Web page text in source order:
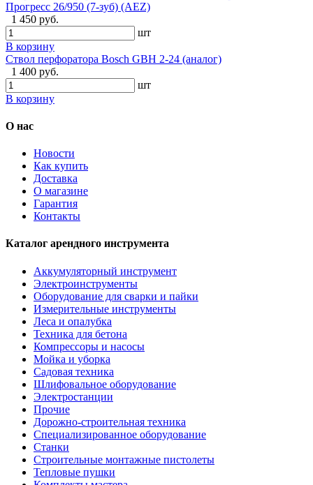
Прогресс 26/950 (7-зуб) (AEZ)
1 450 руб.
шт
В корзину
Ствол перфоратора Bosch GBH 2-24 (аналог)
1 400 руб.
шт
В корзину
О нас
Новости
Как купить
Доставка
О магазине
Гарантия
Контакты
Каталог арендного инструмента
Аккумуляторный инструмент
Электроинструменты
Оборудование для сварки и пайки
Измерительные инструменты
Леса и опалубка
Техника для бетона
Компрессоры и насосы
Мойка и уборка
Садовая техника
Шлифовальное оборудование
Электростанции
Прочие
Дорожно-строительная техника
Специализированное оборудование
Станки
Строительные монтажные пистолеты
Тепловые пушки